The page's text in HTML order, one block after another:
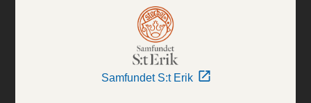
Samfundet S:t Erik